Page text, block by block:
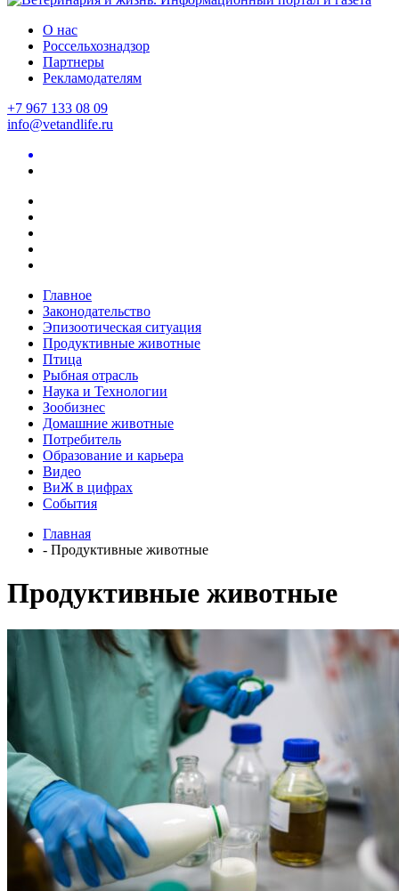
О нас
Россельхознадзор
Партнеры
Рекламодателям
+7 967 133 08 09
info@vetandlife.ru
Главное
Законодательство
Эпизоотическая ситуация
Продуктивные животные
Птица
Рыбная отрасль
Наука и Технологии
Зообизнес
Домашние животные
Потребитель
Образование и карьера
Видео
ВиЖ в цифрах
События
Главная
- Продуктивные животные
Продуктивные животные